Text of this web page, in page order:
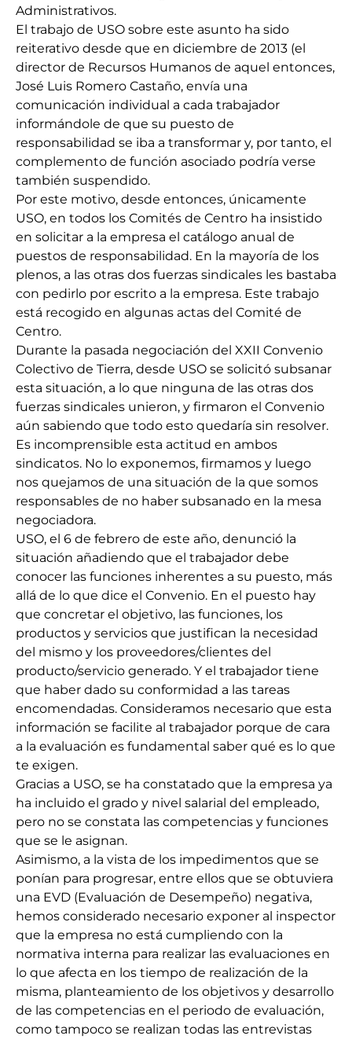
Administrativos.
El trabajo de USO sobre este asunto ha sido
reiterativo desde que en diciembre de 2013 (el
director de Recursos Humanos de aquel entonces,
José Luis Romero Castaño, envía una
comunicación individual a cada trabajador
informándole de que su puesto de
responsabilidad se iba a transformar y, por tanto, el
complemento de función asociado podría verse
también suspendido.
Por este motivo, desde entonces, únicamente
USO, en todos los Comités de Centro ha insistido
en solicitar a la empresa el catálogo anual de
puestos de responsabilidad. En la mayoría de los
plenos, a las otras dos fuerzas sindicales les bastaba
con pedirlo por escrito a la empresa. Este trabajo
está recogido en algunas actas del Comité de
Centro.
Durante la pasada negociación del XXII Convenio
Colectivo de Tierra, desde USO se solicitó subsanar
esta situación, a lo que ninguna de las otras dos
fuerzas sindicales unieron, y firmaron el Convenio
aún sabiendo que todo esto quedaría sin resolver.
Es incomprensible esta actitud en ambos
sindicatos. No lo exponemos, firmamos y luego
nos quejamos de una situación de la que somos
responsables de no haber subsanado en la mesa
negociadora.
USO, el 6 de febrero de este año, denunció la
situación añadiendo que el trabajador debe
conocer las funciones inherentes a su puesto, más
allá de lo que dice el Convenio. En el puesto hay
que concretar el objetivo, las funciones, los
productos y servicios que justifican la necesidad
del mismo y los proveedores/clientes del
producto/servicio generado. Y el trabajador tiene
que haber dado su conformidad a las tareas
encomendadas. Consideramos necesario que esta
información se facilite al trabajador porque de cara
a la evaluación es fundamental saber qué es lo que
te exigen.
Gracias a USO, se ha constatado que la empresa ya
ha incluido el grado y nivel salarial del empleado,
pero no se constata las competencias y funciones
que se le asignan.
Asimismo, a la vista de los impedimentos que se
ponían para progresar, entre ellos que se obtuviera
una EVD (Evaluación de Desempeño) negativa,
hemos considerado necesario exponer al inspector
que la empresa no está cumpliendo con la
normativa interna para realizar las evaluaciones en
lo que afecta en los tiempo de realización de la
misma, planteamiento de los objetivos y desarrollo
de las competencias en el periodo de evaluación,
como tampoco se realizan todas las entrevistas